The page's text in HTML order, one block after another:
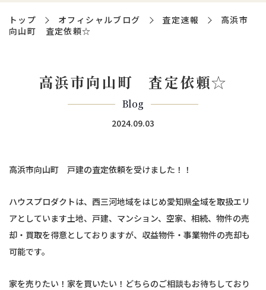
トップ オフィシャルブログ 査定速報
高浜市
向山町 査定依頼☆
高浜市向山町 査定依頼☆
Blog
2024.09.03
高浜市向山町 戸建の査定依頼を受けました！！
ハウスプロダクトは、西三河地域をはじめ愛知県全域を取扱エリ
アとしています土地、戸建、マンション、空家、相続、物件の売
却・買取を得意としておりますが、収益物件・事業物件の売却も
可能です。
家を売りたい！家を買いたい！どちらのご相談もお待ちしており